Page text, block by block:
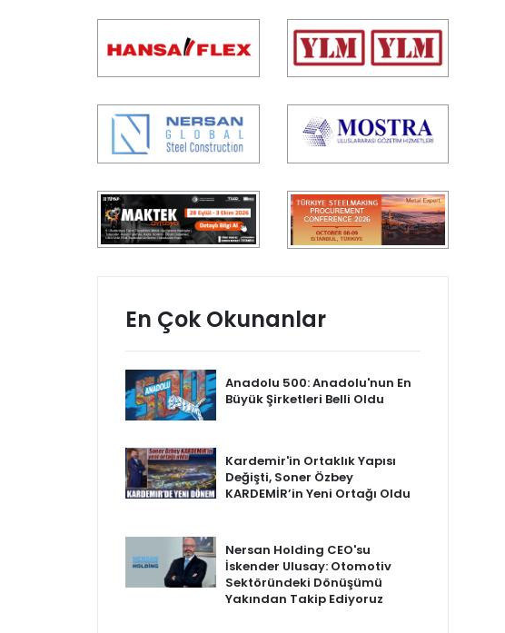
En Çok Okunanlar
Anadolu 500: Anadolu'nun En
Büyük Şirketleri Belli Oldu
Kardemir'in Ortaklık Yapısı
Değişti, Soner Özbey
KARDEMİR’in Yeni Ortağı Oldu
Nersan Holding CEO'su
İskender Ulusay: Otomotiv
Sektöründeki Dönüşümü
Yakından Takip Ediyoruz